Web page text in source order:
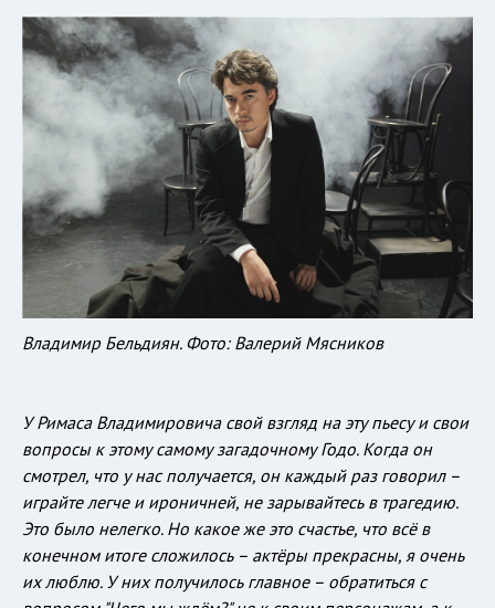
Владимир Бельдиян. Фото: Валерий Мясников
У Римаса Владимировича свой взгляд на эту пьесу и свои
вопросы к этому самому загадочному Годо. Когда он
смотрел, что у нас получается, он каждый раз говорил –
играйте легче и ироничней, не зарывайтесь в трагедию.
Это было нелегко. Но какое же это счастье, что всё в
конечном итоге сложилось – актёры прекрасны, я очень
их люблю. У них получилось главное – обратиться с